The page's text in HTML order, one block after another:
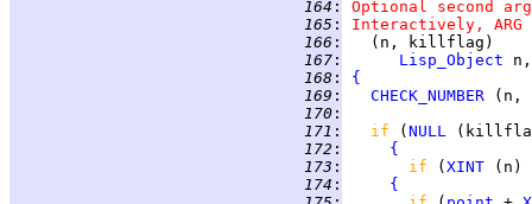
164 :
Optional second
165 :
Interactively,
166 :
167 :
Lisp_Object
168 :
{
169 : CHECK_NUMBER (n,
170 :
171 : if ( NULL
172 :
{
173 : if ( XINT (n)
174 :
{